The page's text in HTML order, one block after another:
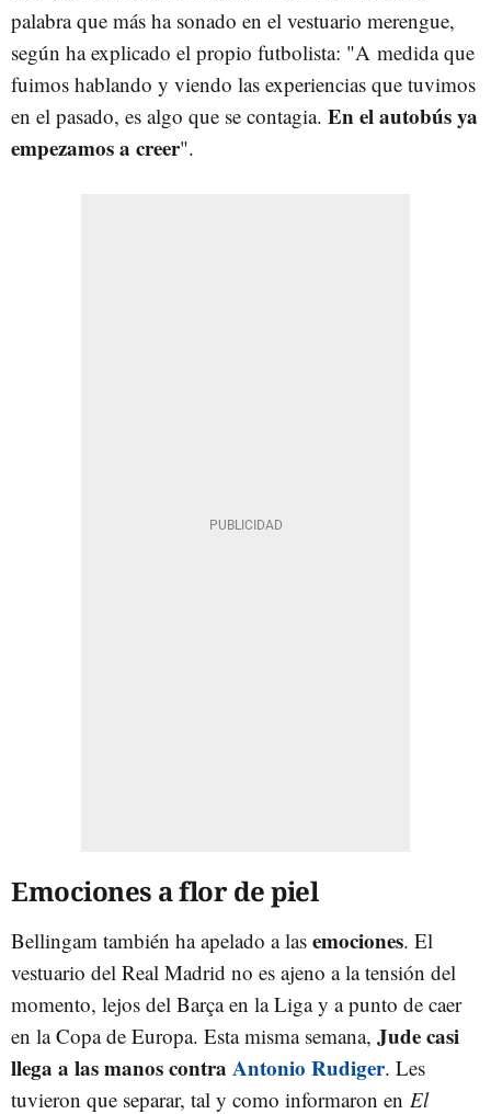
palabra que más ha sonado en el vestuario merengue,
según ha explicado el propio futbolista: "A medida que
fuimos hablando y viendo las experiencias que tuvimos
en el pasado, es algo que se contagia. En el autobús ya
empezamos a creer".
Emociones a flor de piel
Bellingam también ha apelado a las emociones. El
vestuario del Real Madrid no es ajeno a la tensión del
momento, lejos del Barça en la Liga y a punto de caer
en la Copa de Europa. Esta misma semana, Jude casi
llega a las manos contra Antonio Rudiger. Les
tuvieron que separar, tal y como informaron en El